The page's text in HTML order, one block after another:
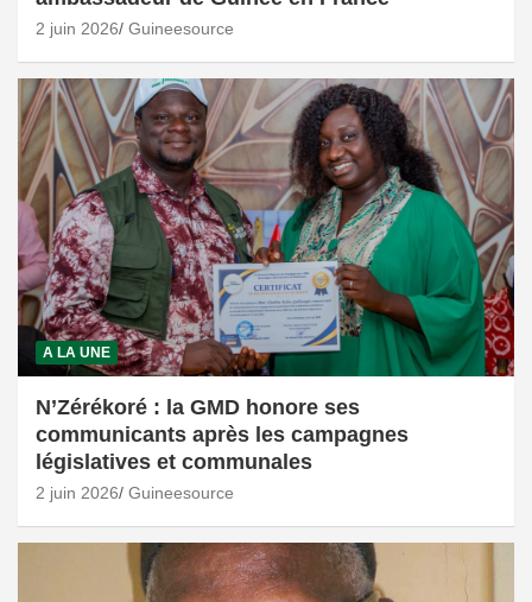
2 juin 2026 Guineesource
A LA UNE
N’Zérékoré : la GMD honore ses
communicants après les campagnes
législatives et communales
2 juin 2026 Guineesource